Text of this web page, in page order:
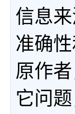
信息
准确
原作
它问